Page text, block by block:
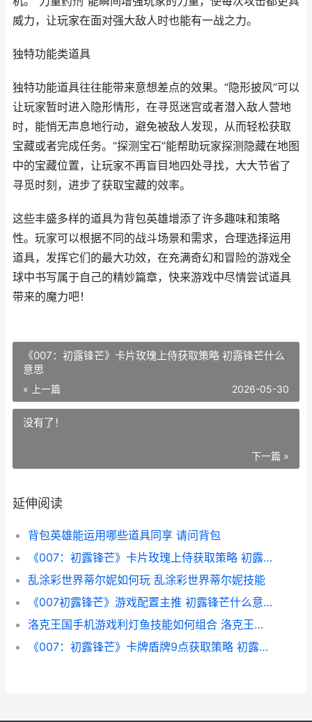
威力，让玩家在面对强大敌人时也能有一战之力。
独特功能类道具
独特功能道具往往能带来意想差点的效果。“隐形披风”可以
让玩家暂时进入隐形情形，在寻觅迷宫或者潜入敌人营地
时，能悄无声息地行动，避免被敌人发现，从而轻松获取
宝藏或者完成任务。“探测宝石”能帮助玩家探测隐藏在地图
中的宝藏位置，让玩家不再盲目地四处寻找，大大节省了
寻觅时刻，进步了获取宝藏的效率。
这些丰盛多样的道具为背包英雄增添了许多趣味和策略
性。玩家可以根据不同的战斗场景和需求，合理选择运用
道具，发挥它们的最大功效，在充满奇幻和冒险的游戏全
球中书写属于自己的精妙篇章，快来游戏中尽情尝试道具
带来的魔力吧！
《007：初露锋芒》卡片玫瑰上侍获取策略 初露锋芒什么
意思
« 上一篇 2026-05-30
没有了！
下一篇 »
延伸阅读
背包英雄能运用哪些道具同享 请问背包
《007：初露锋芒》卡片玫瑰上侍获取策略 初露锋芒什么意思
乱涂彩世界蒂尔妮如何玩 乱涂彩世界蒂尔妮技能
《007初露锋芒》游戏配置主推 初露锋芒什么意思
洛克王国手机游戏利灯鱼技能如何组合 洛克王国手机游戏怎么玩
《007：初露锋芒》卡牌盾牌9点获取策略 初露锋芒游戏